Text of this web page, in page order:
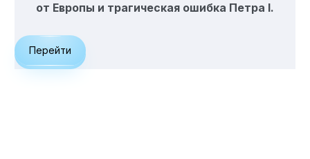
от Европы и трагическая ошибка Петра I.
Перейти